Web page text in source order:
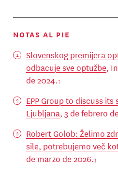
NOTAS AL PIE
Slovenskog premijera
odbacuje sve optužbe,
de 2024.
EPP Group to discuss
Ljubljana, 3 de febrero
Robert Golob: Želimo
sile, potrebujemo več
de marzo de 2026.